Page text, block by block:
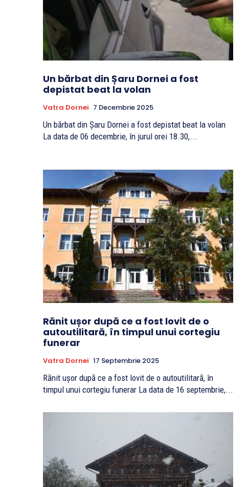
Un bărbat din Șaru Dornei a fost
depistat beat la volan
Vatra Dornei 7 Decembrie 2025
Un bărbat din Șaru Dornei a fost depistat beat la volan
La data de 06 decembrie, în jurul orei 18.30,...
Rănit ușor după ce a fost lovit de o
autoutilitară, în timpul unui cortegiu
funerar
Vatra Dornei 17 Septembrie 2025
Rănit ușor după ce a fost lovit de o autoutilitară, în
timpul unui cortegiu funerar La data de 16 septembrie,...